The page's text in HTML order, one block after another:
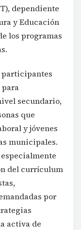
dependiente
y Educación
los programas
participantes
para
secundario,
que
y jóvenes
municipales.
del currículum
por
activa de